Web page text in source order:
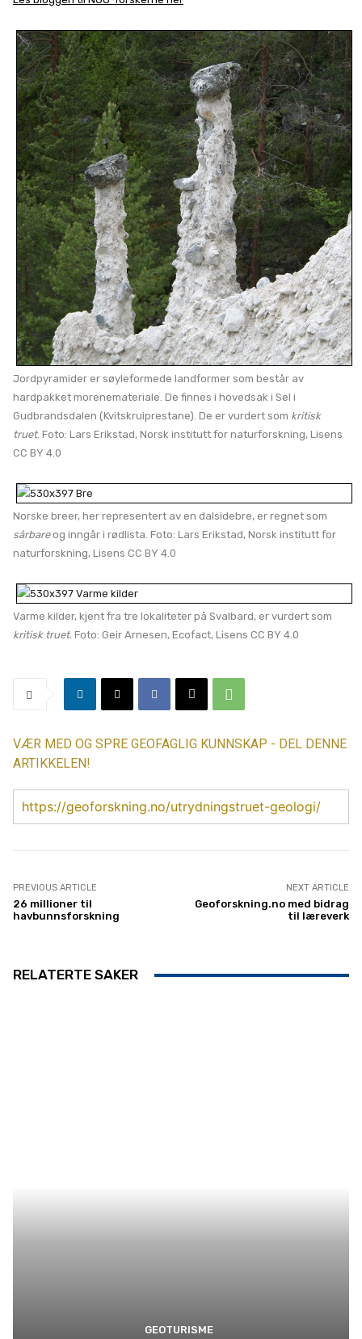
Jordpyramider er søyleformede landformer som består av
hardpakket morenemateriale. De finnes i hovedsak i Sel i
Gudbrandsdalen (Kvitskruiprestane). De er vurdert som kritisk
truet. Foto: Lars Erikstad, Norsk institutt for naturforskning, Lisens
CC BY 4.0
Norske breer, her representert av en dalsidebre, er regnet som
sårbareog inngår i rødlista. Foto: Lars Erikstad, Norsk institutt for
naturforskning, Lisens CC BY 4.0
Varme kilder, kjent fra tre lokaliteter på Svalbard, er vurdert som
kritisk truet. Foto: Geir Arnesen, Ecofact, Lisens CC BY 4.0
VÆR MED OG SPRE GEOFAGLIG KUNNSKAP - DEL DENNE
ARTIKKELEN!
https://geoforskning.no/utrydningstruet-geologi/
PREVIOUS ARTICLE
26 millioner til
havbunnsforskning
NEXT ARTICLE
Geoforskning.no med bidrag
til læreverk
RELATERTE SAKER
GEOTURISME